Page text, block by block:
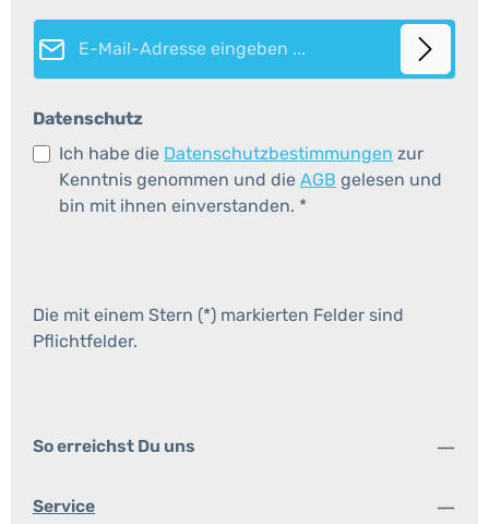
E-Mail-Adresse*
Datenschutz
Ich habe die Datenschutzbestimmungen zur
Kenntnis genommen und die AGB gelesen und
bin mit ihnen einverstanden. *
Die mit einem Stern (*) markierten Felder sind
Pflichtfelder.
So erreichst Du uns
Service